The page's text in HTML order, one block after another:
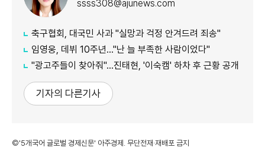
ssss308@ajunews.com
축구협회, 대국민 사과 "실망과 걱정 안겨드려 죄송"
임영웅, 데뷔 10주년…"난 늘 부족한 사람이었다"
"광고주들이 찾아줘"…진태현, '이숙캠' 하차 후 근황 공개
기자의 다른기사
©'5개국어 글로벌 경제신문' 아주경제. 무단전재·재배포 금지